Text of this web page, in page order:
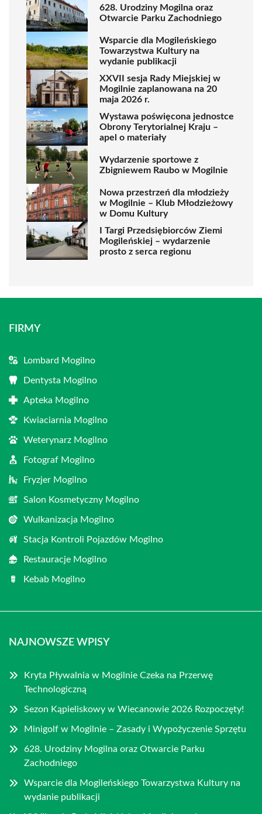
628. Urodziny Mogilna oraz
Otwarcie Parku Zachodniego
Wsparcie dla Mogileńskiego
Towarzystwa Kultury na
wydanie publikacji
XXVII sesja Rady Miejskiej w
Mogilnie zaplanowana na 20
maja 2026 r.
Wystawa poświęcona jednostce
Obrony Terytorialnej Kraju –
apel o materiały
Wydarzenie sportowe z
Zbigniewem Raubo w Mogilnie
Nowa przestrzeń dla młodzieży
w Mogilnie – Klub Młodzieżowy
w Domu Kultury
I Targi Przedsiębiorców Ziemi
Mogileńskiej – wydarzenie
prosto z serca regionu
FIRMY
Lombard Mogilno
Dentysta Mogilno
Apteka Mogilno
Kwiaciarnia Mogilno
Weterynarz Mogilno
Fotograf Mogilno
Fryzjer Mogilno
Salon Kosmetyczny Mogilno
Wulkanizacja Mogilno
Stacja Kontroli Pojazdów Mogilno
Restauracje Mogilno
Kebab Mogilno
NAJNOWSZE WPISY
Kryta Pływalnia w Mogilnie Czeka na Przerwę
Technologiczną
Sezon Kąpieliskowy w Wiecanowie 2026 Rozpoczęty!
Minigolf w Mogilnie – Zasady i Wypożyczenie Sprzętu
628. Urodziny Mogilna oraz Otwarcie Parku
Zachodniego
Wsparcie dla Mogileńskiego Towarzystwa Kultury na
wydanie publikacji